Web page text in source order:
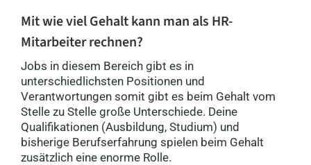
Mit wie viel Gehalt kann man als HR-
Mitarbeiterrechnen?
Jobs in diesem Bereich gibt es in
unterschiedlichsten Positionen und
Verantwortungen somit gibt es beim Gehalt vom
Stelle zu Stelle große Unterschiede. Deine
Qualifikationen (Ausbildung, Studium) und
bisherige Berufserfahrung spielen beim Gehalt
zusätzlich eine enorme Rolle.